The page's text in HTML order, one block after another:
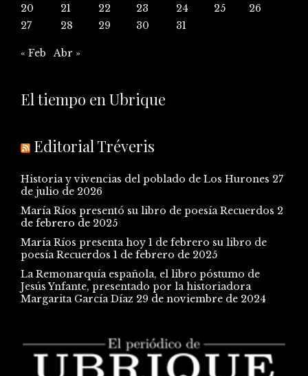
20
21 22 23 24 25
26
27
28 29 30 31
« Feb Abr »
El tiempo en Ubrique
Editorial Tréveris
Historia y vivencias del poblado de Los Hurones 27
de julio de 2026
María Ríos presentó su libro de poesía Recuerdos 2
de febrero de 2025
María Ríos presenta hoy 1 de febrero su libro de
poesía Recuerdos 1 de febrero de 2025
La Remonarquía española, el libro póstumo de
Jesús Ynfante, presentado por la historiadora
Margarita García Díaz 29 de noviembre de 2024